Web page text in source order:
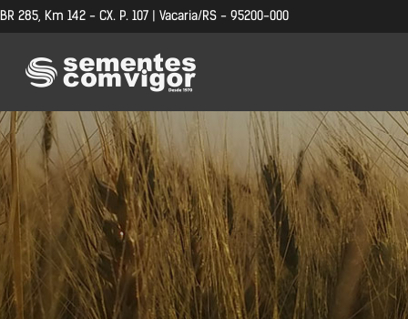
BR 285, Km 142 - CX. P. 107 | Vacaria/RS - 95200-000